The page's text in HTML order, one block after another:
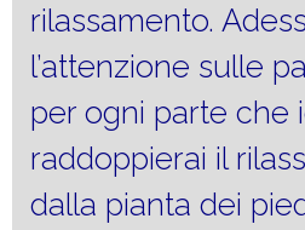
rilassamento.
l’attenzione sulle
per ogni parte che
raddoppierai il
dalla pianta dei